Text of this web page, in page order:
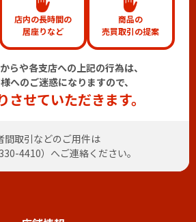
店内の長時間の
居座りなど
商品の
売買取引の提案
らや各支店への上記の行為は、
へのご迷惑になりますので、
させていただきます。
間取引などのご用件は
4410）へご連絡ください。